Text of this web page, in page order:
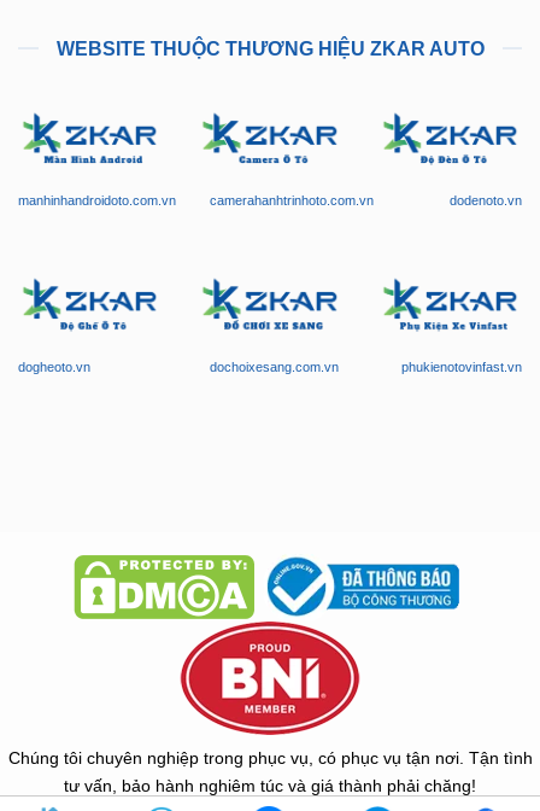
WEBSITE THUỘC THƯƠNG HIỆU ZKAR AUTO
manhinhandroidoto.com.vn camerahanhtrinhoto.com.vn dodenoto.vn
dogheoto.vn dochoixesang.com.vn phukienotovinfast.vn
Chúng tôi chuyên nghiệp trong phục vụ, có phục vụ tận nơi. Tận tình
tư vấn, bảo hành nghiêm túc và giá thành phải chăng!